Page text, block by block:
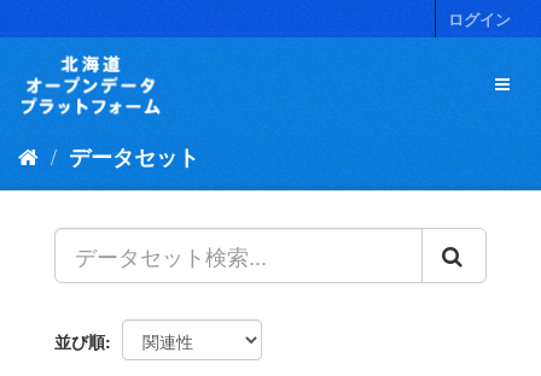
キ
ログイン
データセット
並び順